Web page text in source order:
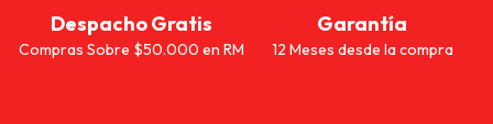
Despacho Gratis
Compras Sobre $50.000 en RM
Garantía
12 Meses desde la compra